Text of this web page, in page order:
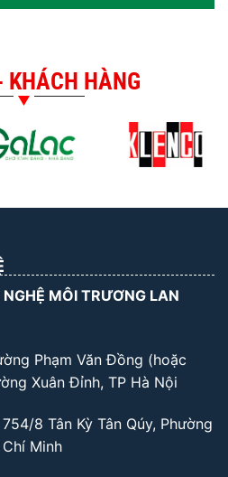
KHÁCH HÀNG
MÔI TRƯƠNG LAN
Phạm Văn Đồng (hoặc
Xuân Đỉnh, TP Hà Nội
8 Tân Kỳ Tân Qúy, Phường
Minh